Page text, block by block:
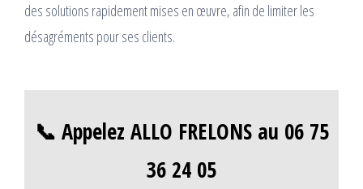
des solutions rapidement mises en œuvre, afin de limiter les
désagréments pour ses clients.
📞 Appelez ALLO FRELONS au 06 75
36 24 05